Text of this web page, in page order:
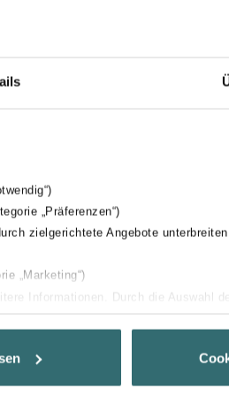
„Präferenzen“)
zielgerichtete Angebote
„Marketing“)
Informationen. Durch die Auswahl
zu ermöglichen und Ihnen
können Sie selbstverständlich